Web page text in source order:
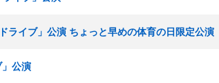
ライブ」公演 ちょっと早めの体育の日限定公演
公演